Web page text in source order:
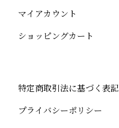
マイアカウント
ショッピングカート
特定商取引法に基づく表記
プライバシーポリシー